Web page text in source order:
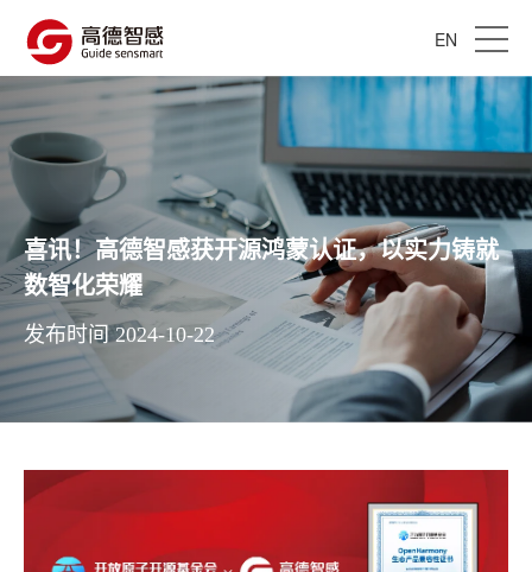
EN
喜讯！高德智感获开源鸿蒙认证，以实力铸就
数智化荣耀
发布时间 2024-10-22